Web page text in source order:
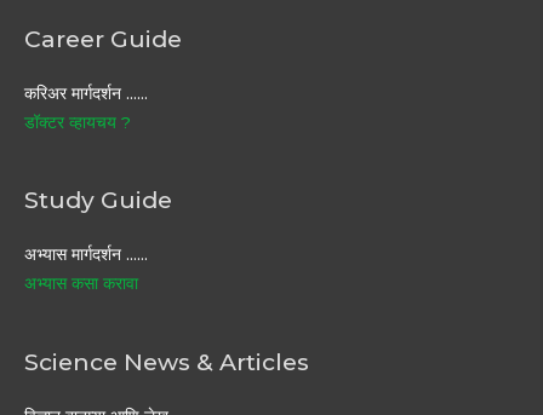
Career Guide
करिअर मार्गदर्शन ……
डॉक्टर व्हायचय ?
Study Guide
अभ्यास मार्गदर्शन ……
अभ्यास कसा करावा
Science News & Articles